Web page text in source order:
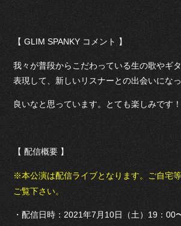
【 GLIM SPANKY コメント 】
我々が普段からこだわっている生の歌やギ
表現して、新しいリスナーとの出会いにな
良いなと思っています。とても楽しみです！
【 配信概要 】
※本公演は配信ライブとなります。ご自宅
ご覧下さい。
・配信日時：2021年7月10日（土）19：00